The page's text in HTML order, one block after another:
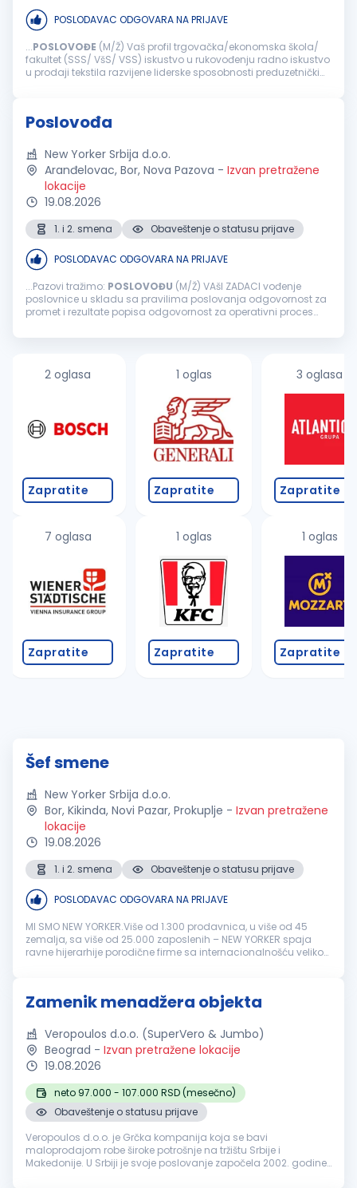
POSLODAVAC ODGOVARA NA PRIJAVE
...POSLOVOĐE (M/Ž) Vaš profil trgovačka/ekonomska škola/
fakultet (SSS/ VšS/ VSS) iskustvo u rukovođenju radno iskustvo
u prodaji tekstila razvijene liderske sposobnosti preduzetnički
Poslovođa
New Yorker Srbija d.o.o.
Aranđelovac, Bor, Nova Pazova - Izvan pretražene
lokacije
19.08.2026
1. i 2. smena Obaveštenje o statusu prijave
POSLODAVAC ODGOVARA NA PRIJAVE
...Pazovi tražimo: POSLOVOĐU (M/Ž) VAšI ZADACI vođenje
poslovnice u skladu sa pravilima poslovanja odgovornost za
promet i rezultate popisa odgovornost za operativni proces
vođenje i motivacija tima...
2 oglasa
Zapratite
7 oglasa
Zapratite
1 oglas
Zapratite
1 oglas
Zapratite
3 oglasa
Zapratite
1 oglas
Zapratite
Šef smene
New Yorker Srbija d.o.o.
Bor, Kikinda, Novi Pazar, Prokuplje - Izvan pretražene
lokacije
19.08.2026
1. i 2. smena Obaveštenje o statusu prijave
POSLODAVAC ODGOVARA NA PRIJAVE
MI SMO NEW YORKER.Više od 1.300 prodavnica, u više od 45
zemalja, sa više od 25.000 zaposlenih – NEW YORKER spaja
ravne hijerarhije porodične firme sa internacionalnošću velikog
Zamenik menadžera objekta
Veropoulos d.o.o. (SuperVero & Jumbo)
Beograd - Izvan pretražene lokacije
19.08.2026
neto 97.000 - 107.000 RSD (mesečno)
Obaveštenje o statusu prijave
Veropoulos d.o.o. je Grčka kompanija koja se bavi
maloprodajom robe široke potrošnje na tržištu Srbije i
Makedonije. U Srbiji je svoje poslovanje započela 2002. godine